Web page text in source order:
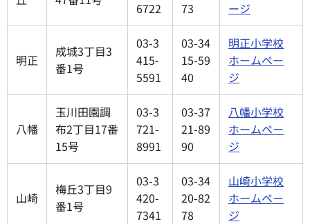
6722 73 ージ
明正
成城3丁目3
番1号
03-3
415-
5591
03-34
15-59
40
明正小学校
ホームペー
ジ
八幡
玉川田園調
布2丁目17番
15号
03-3
721-
8991
03-37
21-89
90
八幡小学校
ホームペー
ジ
山崎
梅丘3丁目9
番1号
03-3
420-
7341
03-34
20-82
78
山崎小学校
ホームペー
ジ